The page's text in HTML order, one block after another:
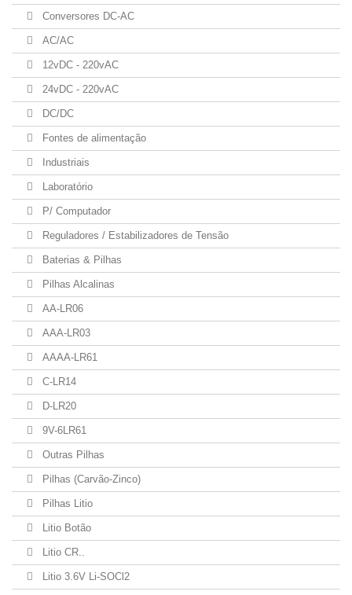
Conversores DC-AC
AC/AC
12vDC - 220vAC
24vDC - 220vAC
DC/DC
Fontes de alimentação
Industriais
Laboratório
P/ Computador
Reguladores / Estabilizadores de Tensão
Baterias & Pilhas
Pilhas Alcalinas
AA-LR06
AAA-LR03
AAAA-LR61
C-LR14
D-LR20
9V-6LR61
Outras Pilhas
Pilhas (Carvão-Zinco)
Pilhas Litio
Litio Botão
Litio CR..
Litio 3.6V Li-SOCl2